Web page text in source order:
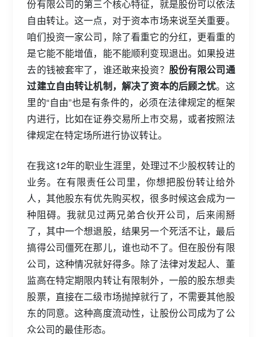
份有限公司的第三个核心特征，就是股份可以依法
自由转让。这一点，对于资本市场来说至关重要。
咱们投资一家公司，除了看重它的分红，更看重的
是它能不能增值，能不能顺利变现退出。如果投进
去的钱被套牢了，谁还敢来投资？ 股份有限公司通
过建立自由转让机制，解决了资本的后顾之忧。这
里的“自由”也是有条件的，必须在法律规定的框架
内进行，比如在证券交易所上市交易，或者按照法
律规定在特定场所进行协议转让。
在我这12年的职业生涯里，处理过不少股权转让的
业务。在有限责任公司里，你想把股份转让给外
人，其他股东有优先购买权，很多时候这会成为一
种阻碍。我就见过两兄弟合伙开公司，后来闹掰
了，其中一个想退股，结果另一个死活不让，最后
搞得公司僵死在那儿，谁也动不了。但在股份有限
公司，这种情况就好得多。除了法律对发起人、董
监高在特定期限内转让有限制外，一般的股东想卖
股票，直接在二级市场抛掉就行了，不需要其他股
东的同意。这种高度流动性，让股份公司成为了公
众公司的最佳形态。